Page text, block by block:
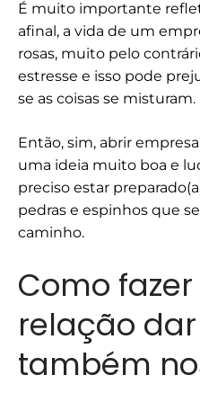
É muito importante
afinal, a vida de um
rosas, muito pelo
estresse e isso pode
se as coisas se misturam.
Então, sim, abrir
uma ideia muito boa e
preciso estar
pedras e espinhos que
caminho.
Como
relação
também